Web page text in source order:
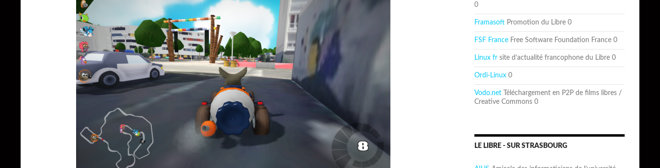
0
Framasoft Promotion du Libre 0
FSF France Free Software Foundation France 0
Linux fr site d’actualité francophone du Libre 0
Ordi-Linux 0
Vodo.net Téléchargement en P2P de films libres /
Creative Commons 0
LE LIBRE - SUR STRASBOURG